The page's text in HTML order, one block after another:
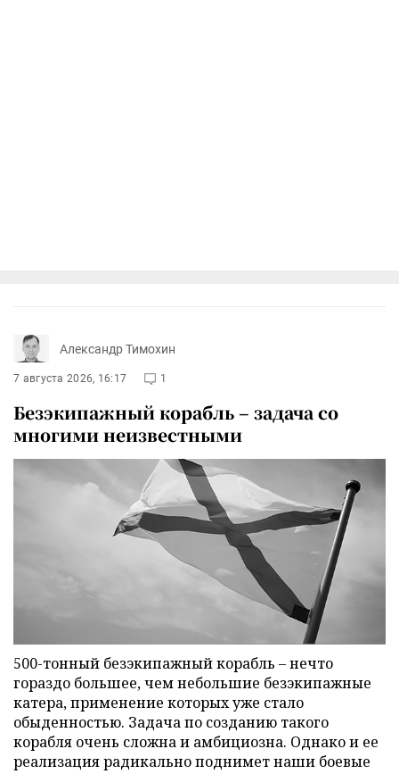
Александр Тимохин
7 августа 2026, 16:17 1
Безэкипажный корабль – задача со
многими неизвестными
500-тонный безэкипажный корабль – нечто
гораздо большее, чем небольшие безэкипажные
катера, применение которых уже стало
обыденностью. Задача по созданию такого
корабля очень сложна и амбициозна. Однако и ее
реализация радикально поднимет наши боевые